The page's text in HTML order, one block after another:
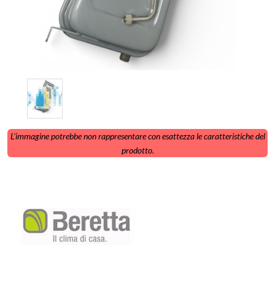
L'immagine potrebbe non rappresentare con esattezza le caratteristiche del
prodotto.